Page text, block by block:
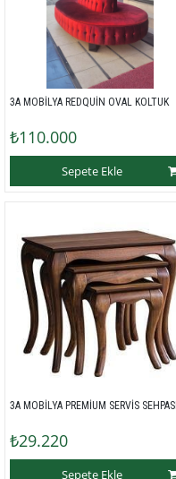
3A MOBİLYA REDQUİN OVAL KOLTUK
₺110.000
Sepete Ekle
3A MOBİLYA PREMİUM SERVİS SEHPASI
₺29.220
Sepete Ekle